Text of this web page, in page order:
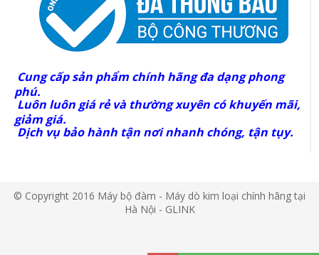
Cung cấp sản phẩm chính hãng đa dạng phong
phú.
Luôn luôn giá rẻ và thường xuyên có khuyến mãi,
giảm giá.
Dịch vụ bảo hành tận nơi nhanh chóng, tận tụy.
© Copyright 2016 Máy bộ đàm - Máy dò kim loại chính hãng tại
Hà Nội - GLINK